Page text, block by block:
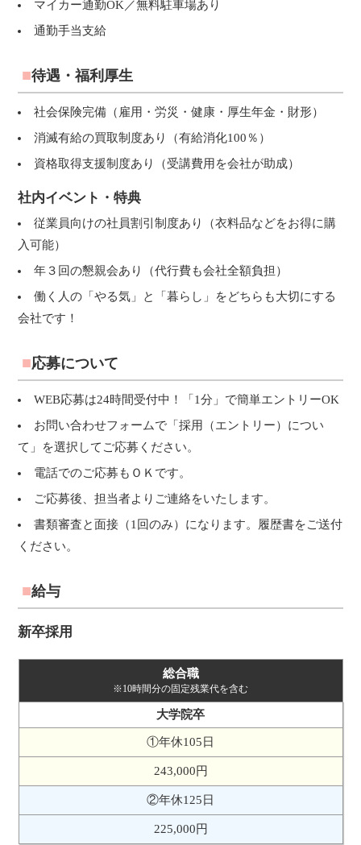
マイカー通勤OK／無料駐車場あり
通勤手当支給
待遇・福利厚生
社会保険完備（雇用・労災・健康・厚生年金・財形）
消滅有給の買取制度あり（有給消化100％）
資格取得支援制度あり（受講費用を会社が助成）
社内イベント・特典
従業員向けの社員割引制度あり（衣料品などをお得に購
入可能）
年３回の懇親会あり（代行費も会社全額負担）
働く人の「やる気」と「暮らし」をどちらも大切にする
会社です！
応募について
WEB応募は24時間受付中！「1分」で簡単エントリーOK
お問い合わせフォームで「採用（エントリー）につい
て」を選択してご応募ください。
電話でのご応募もＯＫです。
ご応募後、担当者よりご連絡をいたします。
書類審査と面接（1回のみ）になります。履歴書をご送付
ください。
給与
新卒採用
総合職
※10時間分の固定残業代を含む
大学院卒
①年休105日
243,000円
②年休125日
225,000円